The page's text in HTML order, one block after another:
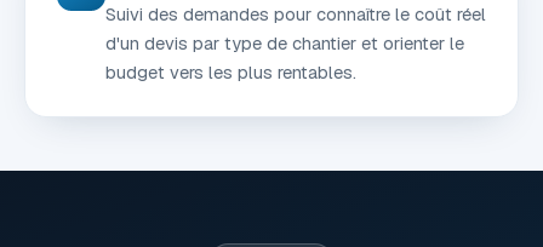
Suivi des demandes pour connaître le coût réel
d'un devis par type de chantier et orienter le
budget vers les plus rentables.